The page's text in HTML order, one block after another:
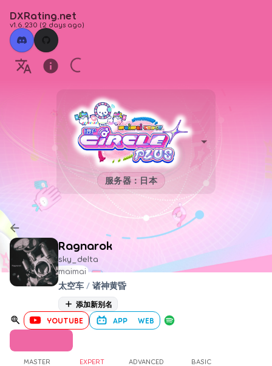
DXRating.net
v1.6.230 (2 days ago)
服务器：日本
Ragnarok
sky_delta
maimai
太空车 / 诸神黄昏
添加新别名
YOUTUBE APP WEB
MASTER EXPERT ADVANCED BASIC